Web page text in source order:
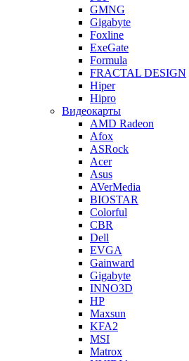
GMNG
Gigabyte
Foxline
ExeGate
Formula
FRACTAL DESIGN
Hiper
Hipro
Видеокарты
AMD Radeon
Afox
ASRock
Acer
Asus
AVerMedia
BIOSTAR
Colorful
CBR
Dell
EVGA
Gainward
Gigabyte
INNO3D
HP
Maxsun
KFA2
MSI
Matrox